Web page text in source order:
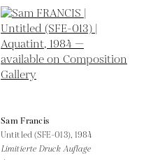
Sam Francis
Untitled (SFE-013), 1984
Limitierte Druck Auflage